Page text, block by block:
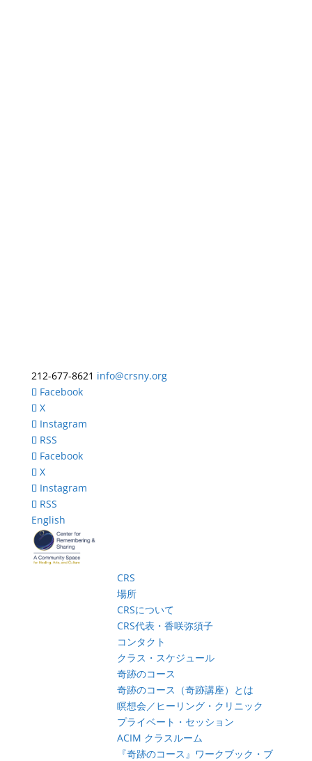
212-677-8621 info@crsny.org
Facebook
X
Instagram
RSS
Facebook
X
Instagram
RSS
English
CRS
場所
CRSについて
CRS代表・香咲弥須子
コンタクト
クラス・スケジュール
奇跡のコース
奇跡のコース（奇跡講座）とは
瞑想会／ヒーリング・クリニック
プライベート・セッション
ACIM クラスルーム
『奇跡のコース』ワークブック・ブ